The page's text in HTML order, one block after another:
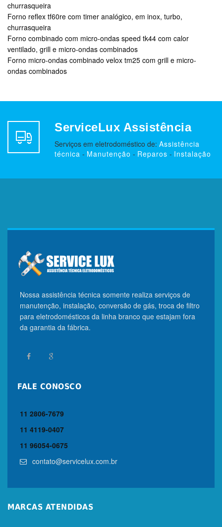
churrasqueira
Forno reflex tf60re com timer analógico, em inox, turbo,
churrasqueira
Forno combinado com micro-ondas speed tk44 com calor
ventilado, grill e micro-ondas combinados
Forno micro-ondas combinado velox tm25 com grill e micro-
ondas combinados
ServiceLux Assistência
Serviços em eletrodoméstico de: Assistência
técnica - Manutenção - Reparos - Instalação
Nossa assistência técnica somente realiza serviços de
manutenção, instalação, conversão de gás, troca de filtro
para eletrodomésticos da linha branco que estajam fora
da garantia da fábrica.
FALE CONOSCO
11 2806-7679
11 4119-0407
11 96054-0675
contato@servicelux.com.br
MARCAS ATENDIDAS